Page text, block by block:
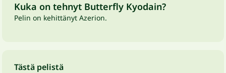
Kuka on tehnyt Butterfly Kyodain?
Pelin on kehittänyt Azerion.
Tästä pelistä